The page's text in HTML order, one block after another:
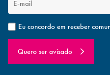
Eu concordo em receber
Quero ser avisado